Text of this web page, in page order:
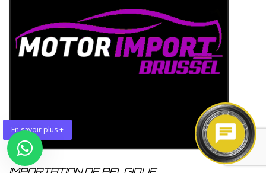
En savoir plus +